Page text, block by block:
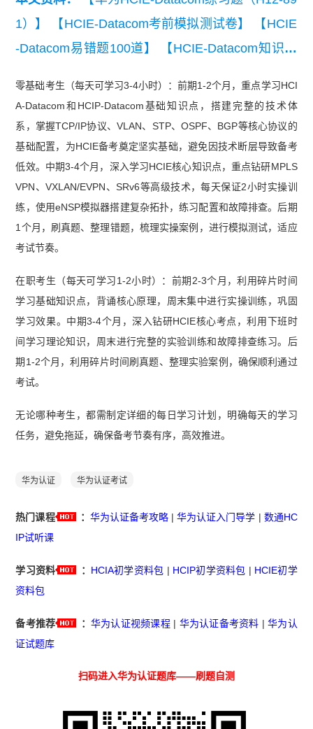
1）】
【HCIE-Datacom考前模拟测试卷】
【HCIE
-Datacom易错题100道】
【HCIE-Datacom知识点
零基础考生（每天可学习3-4小时）：前期1-2个月，重点学习HCI
A-Datacom和HCIP-Datacom基础知识点，搭建完整的技术体
系，掌握TCP/IP协议、VLAN、STP、OSPF、BGP等核心协议的
基础配置，为HCIE备考奠定坚实基础，避免因技术断层导致备考
低效。中期3-4个月，深入学习HCIE核心知识点，重点钻研MPLS
VPN、VXLAN/EVPN、SRv6等高级技术，每天保证2小时实操训
练，使用eNSP模拟器搭建复杂拓扑，练习配置和故障排查。后期
1个月，刷真题、整理错题，梳理实操案例，进行模拟测试，适应
考试节奏。
在职考生（每天可学习1-2小时）：前期2-3个月，利用碎片时间
学习基础知识点，背诵核心原理，周末集中进行实操训练，巩固
学习效果。中期3-4个月，深入钻研HCIE核心考点，利用下班时
间学习理论知识，周末进行完整的实验训练和故障排查练习。后
期1-2个月，利用碎片时间刷真题、整理实验案例，确保顺利通过
考试。
无论哪种考生，都需制定详细的每日学习计划，明确每天的学习
任务，避免拖延，确保备考节奏有序，高效推进。
华为认证 华为认证考试
热门课程 ： 华为认证备考攻略 |华为认证入门导学 | 数通HC
IP试听课
学习资料 ： HCIA初学资料包 | HCIP初学资料包 | HCIE初学
资料包
备考推荐 ： 华为认证视频课程| 华为认证备考资料 |华为认
证试题库
扫码进入华为认证题库——刷题自测